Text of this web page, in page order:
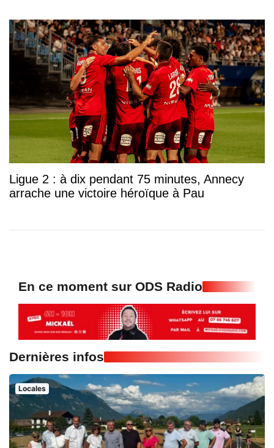
Ligue 2 : à dix pendant 75 minutes, Annecy
arrache une victoire héroïque à Pau
En ce moment sur ODS Radio
Dernières infos
Locales